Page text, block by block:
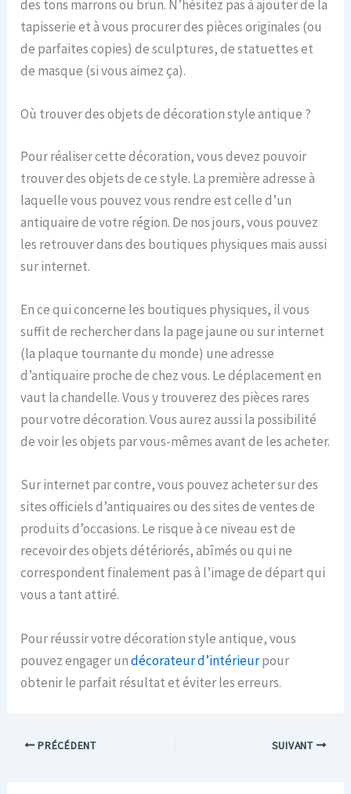
des tons marrons ou brun. N’hésitez pas à ajouter de la
tapisserie et à vous procurer des pièces originales (ou
de parfaites copies) de sculptures, de statuettes et
de masque (si vous aimez ça).
Où trouver des objets de décoration style antique ?
Pour réaliser cette décoration, vous devez pouvoir
trouver des objets de ce style. La première adresse à
laquelle vous pouvez vous rendre est celle d’un
antiquaire de votre région. De nos jours, vous pouvez
les retrouver dans des boutiques physiques mais aussi
sur internet.
En ce qui concerne les boutiques physiques, il vous
suffit de rechercher dans la page jaune ou sur internet
(la plaque tournante du monde) une adresse
d’antiquaire proche de chez vous. Le déplacement en
vaut la chandelle. Vous y trouverez des pièces rares
pour votre décoration. Vous aurez aussi la possibilité
de voir les objets par vous-mêmes avant de les acheter.
Sur internet par contre, vous pouvez acheter sur des
sites officiels d’antiquaires ou des sites de ventes de
produits d’occasions. Le risque à ce niveau est de
recevoir des objets détériorés, abîmés ou qui ne
correspondent finalement pas à l’image de départ qui
vous a tant attiré.
Pour réussir votre décoration style antique, vous
pouvez engager undécorateur d’intérieurpour
obtenir le parfait résultat et éviter les erreurs.
PRÉCÉDENT SUIVANT